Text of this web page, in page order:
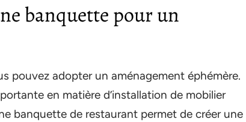
banquette pour un
pouvez adopter un aménagement éphémère.
en matière d’installation de mobilier
banquette de restaurant permet de créer une